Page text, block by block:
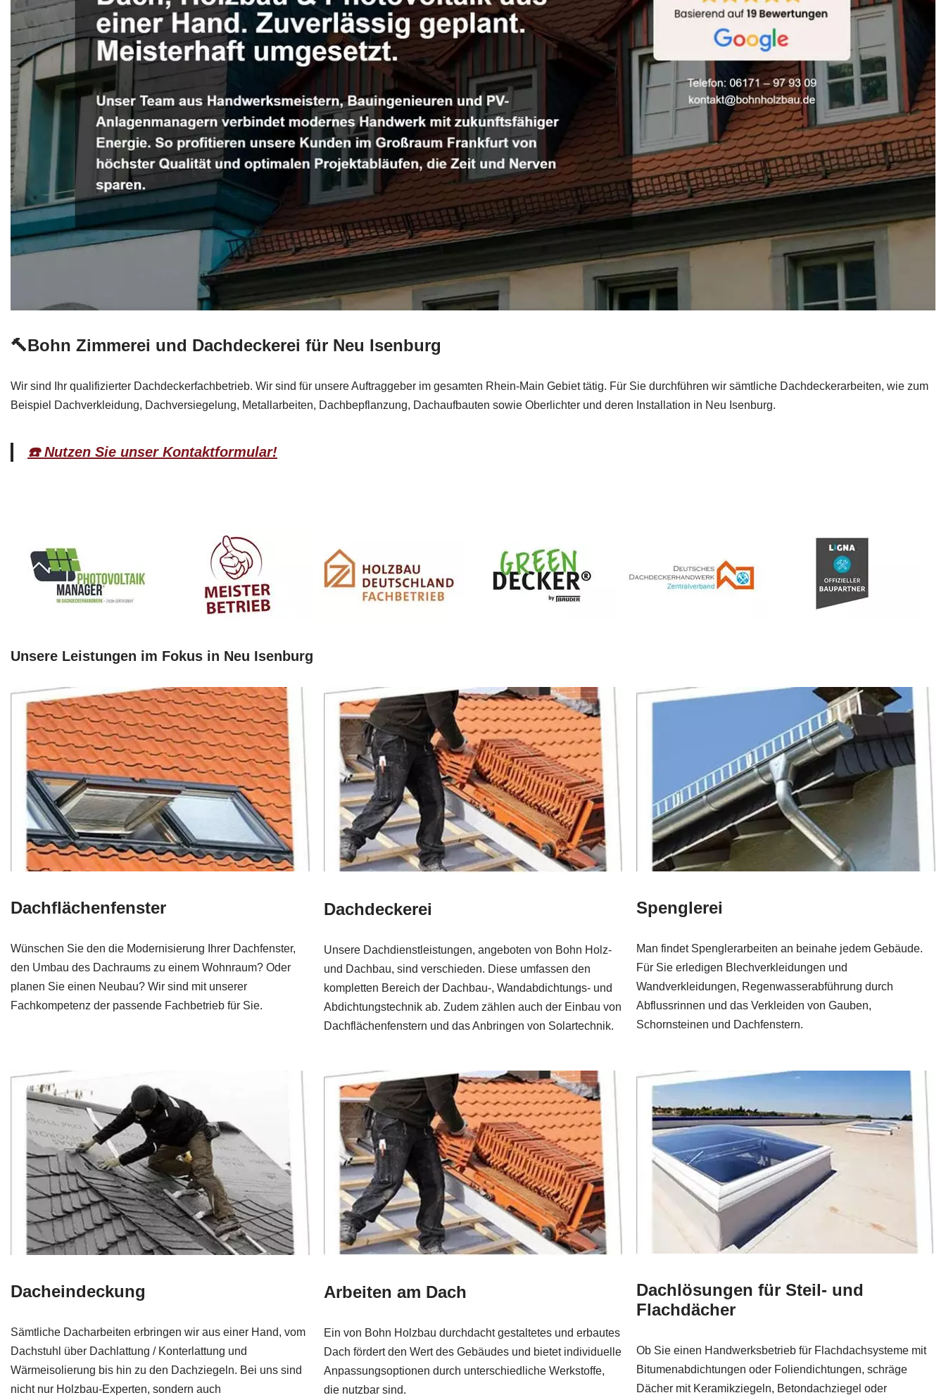
🔨Bohn Zimmerei und Dachdeckerei für Neu Isenburg
Wir sind Ihr qualifizierter Dachdeckerfachbetrieb. Wir sind für unsere Auftraggeber im gesamten Rhein-Main Gebiet tätig. Für Sie durchführen wir sämtliche Dachdeckerarbeiten, wie zum
Beispiel Dachverkleidung, Dachversiegelung, Metallarbeiten, Dachbepflanzung, Dachaufbauten sowie Oberlichter und deren Installation in Neu Isenburg.
☎️ Nutzen Sie unser Kontaktformular!
Unsere Leistungen im Fokus in Neu Isenburg
Dachflächenfenster
Wünschen Sie den die Modernisierung Ihrer Dachfenster,
den Umbau des Dachraums zu einem Wohnraum? Oder
planen Sie einen Neubau? Wir sind mit unserer
Fachkompetenz der passende Fachbetrieb für Sie.
Dachdeckerei
Unsere Dachdienstleistungen, angeboten von Bohn Holz-
und Dachbau, sind verschieden. Diese umfassen den
kompletten Bereich der Dachbau-, Wandabdichtungs- und
Abdichtungstechnik ab. Zudem zählen auch der Einbau von
Dachflächenfenstern und das Anbringen von Solartechnik.
Spenglerei
Man findet Spenglerarbeiten an beinahe jedem Gebäude.
Für Sie erledigen Blechverkleidungen und
Wandverkleidungen, Regenwasserabführung durch
Abflussrinnen und das Verkleiden von Gauben,
Schornsteinen und Dachfenstern.
Dacheindeckung
Sämtliche Dacharbeiten erbringen wir aus einer Hand, vom
Dachstuhl über Dachlattung / Konterlattung und
Wärmeisolierung bis hin zu den Dachziegeln. Bei uns sind
nicht nur Holzbau-Experten, sondern auch
Arbeiten am Dach
Ein von Bohn Holzbau durchdacht gestaltetes und erbautes
Dach fördert den Wert des Gebäudes und bietet individuelle
Anpassungsoptionen durch unterschiedliche Werkstoffe,
die nutzbar sind.
Dachlösungen für Steil- und
Flachdächer
Ob Sie einen Handwerksbetrieb für Flachdachsysteme mit
Bitumenabdichtungen oder Foliendichtungen, schräge
Dächer mit Keramikziegeln, Betondachziegel oder